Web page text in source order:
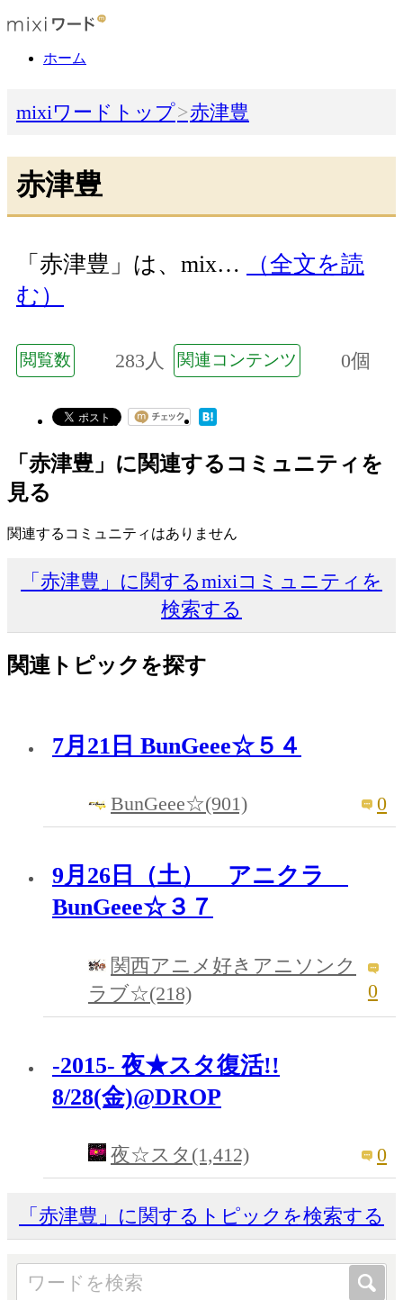
ホーム
mixiワードトップ 赤津豊
赤津豊
「赤津豊」は、mix…
（全文を読
む）
閲覧数 283人 関連コンテンツ 0個
「赤津豊」に関連するコミュニティを
見る
関連するコミュニティはありません
「赤津豊」に関するmixiコミュニティを
検索する
関連トピックを探す
7月21日 BunGeee☆５４
BunGeee☆(901) 0
9月26日（土） アニクラ
BunGeee☆３７
関西アニメ好きアニソンク
ラブ☆(218)
0
-2015- 夜★スタ復活!!
8/28(金)@DROP
夜☆スタ(1,412) 0
「赤津豊」に関するトピックを検索する